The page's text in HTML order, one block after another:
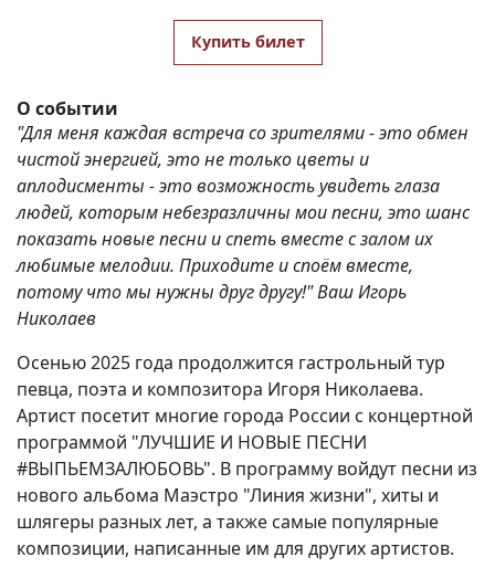
Купить билет
О событии
"Для меня каждая встреча со зрителями - это обмен
чистой энергией, это не только цветы и
аплодисменты - это возможность увидеть глаза
людей, которым небезразличны мои песни, это шанс
показать новые песни и спеть вместе с залом их
любимые мелодии. Приходите и споём вместе,
потому что мы нужны друг другу!" Ваш Игорь
Николаев
Осенью2025 года продолжится гастрольный тур
певца, поэта и композитора Игоря Николаева.
Артист посетит многие города России с концертной
программой "ЛУЧШИЕ И НОВЫЕ ПЕСНИ
#ВЫПЬЕМЗАЛЮБОВЬ". В программу войдут песни из
нового альбома Маэстро "Линия жизни", хиты и
шлягеры разных лет, а также самые популярные
композиции, написанные им для других артистов.